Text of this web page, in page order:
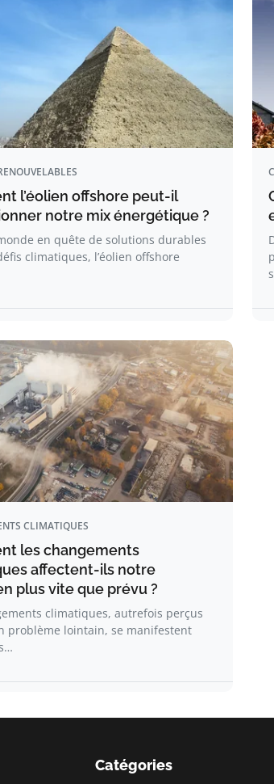
l’éolien offshore peut-il
notre mix énergétique ?
en quête de solutions durables
climatiques, l’éolien offshore
CLIMATIQUES
les changements
affectent-ils notre
plus vite que prévu ?
climatiques, autrefois perçus
problème lointain, se manifestent
Catégories